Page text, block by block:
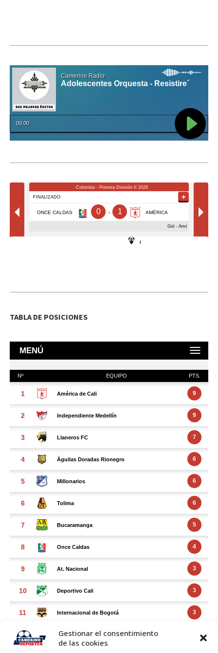
Gestionar el consentimiento
de las cookies
TABLA DE POSICIONES